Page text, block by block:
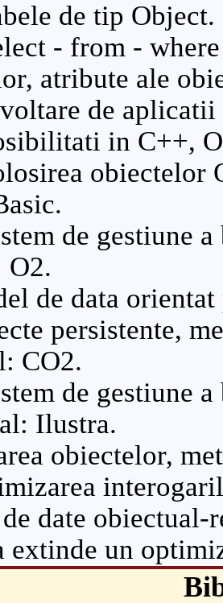
de tip Object.
- from -
atribute ale
de
in C++,
obiectelor
de gestiune
O2.
de data
persistente,
CO2.
de gestiune
Ilustra.
obiectelor,
date obiectual-
extinde un